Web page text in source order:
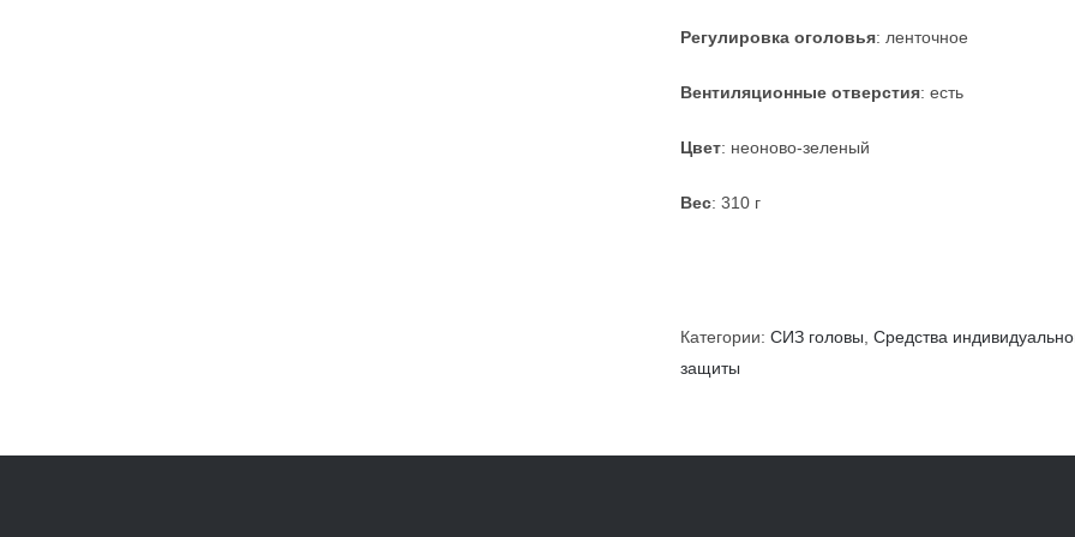
Регулировка оголовья: ленточное
Вентиляционные отверстия: есть
Цвет: неоново-зеленый
Вес: 310 г
Категории: СИЗ головы Средства
защиты